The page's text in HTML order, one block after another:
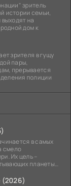
зритель
истории семьи,
на
дом к
зрителя в гущу
пары,
прерывается
полиции
в самых
смело
Их цель –
планеты
(2026)